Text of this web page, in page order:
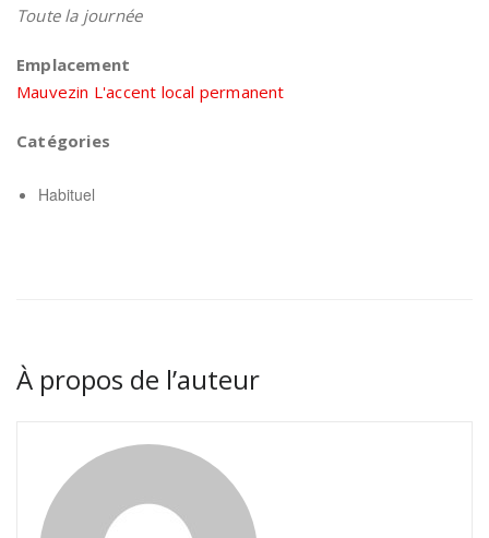
Toute la journée
Emplacement
Mauvezin L'accent local permanent
Catégories
Habituel
À propos de l’auteur